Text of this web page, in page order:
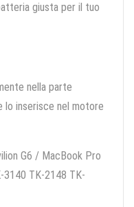
giusta per il tuo
nella parte
lo inserisce nel motore
G6 / MacBook Pro
3140 TK-2148 TK-